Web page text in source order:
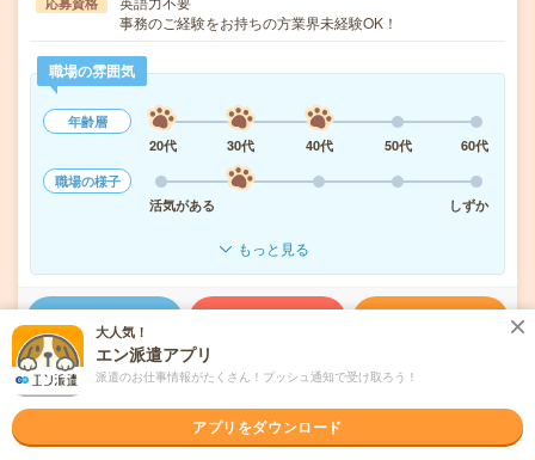
事務のご経験をお持ちの方業界未経験OK！
職場の雰囲気
年齢層
20代
30代 40代 50代
60代
職場の様子
活気がある
しずか
もっと見る
気になる!
派遣会社 パーソルテンプスタッフ株式会社 首都圏
大人気！
エン派遣アプリ
派遣のお仕事情報がたくさん！プッシュ通知で受け取ろう！
アプリをダウンロード